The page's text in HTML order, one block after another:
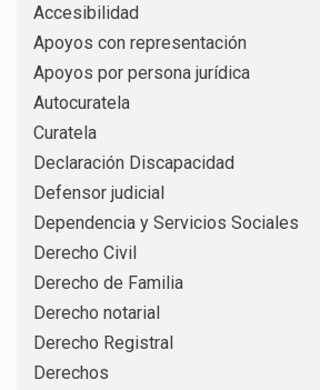
Accesibilidad
Apoyos con representación
Apoyos por persona jurídica
Autocuratela
Curatela
Declaración Discapacidad
Defensor judicial
Dependencia y Servicios Sociales
Derecho Civil
Derecho de Familia
Derecho notarial
Derecho Registral
Derechos